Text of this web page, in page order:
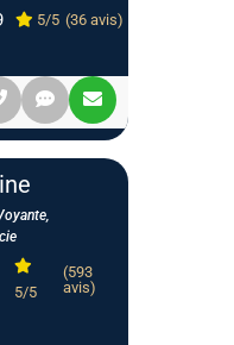
5/5 (36 avis)
5/5
(593
avis)